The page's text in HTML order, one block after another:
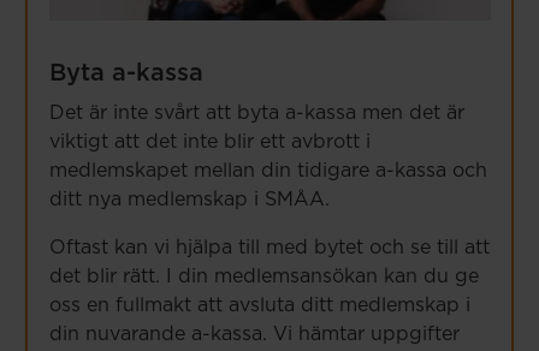
Byta a-kassa
Det är inte svårt att byta a-kassa men det är
viktigt att det inte blir ett avbrott i
medlemskapet mellan din tidigare a-kassa och
ditt nya medlemskap i SMÅA.
Oftast kan vi hjälpa till med bytet och se till att
det blir rätt. I din medlemsansökan kan du ge
oss en fullmakt att avsluta ditt medlemskap i
din nuvarande a-kassa. Vi hämtar uppgifter